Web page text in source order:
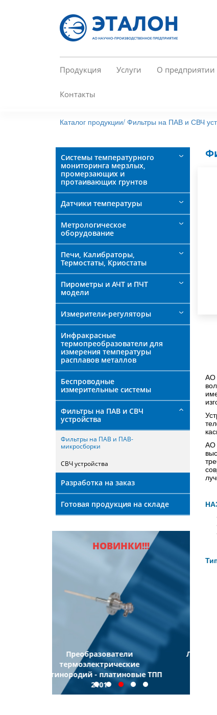
Продукция Услуги О предприятии
Контакты
Каталог продукции/ Фильтры на ПАВ и СВЧ
Системы температурного
мониторинга мерзлых,
промерзающих и
протаивающих грунтов
Датчики температуры
Метрологическое
оборудование
Печи, Калибраторы,
Термостаты, Криостаты
Пирометры и АЧТ и ПЧТ
модели
Измерители-регуляторы
Инфракрасные
термопреобразователи для
измерения температуры
расплавов металлов
Беспроводные
измерительные системы
Фильтры на ПАВ и СВЧ
устройства
Фильтры на ПАВ и ПАВ-
микросборки
СВЧ устройства
Разработка на заказ
Готовая продукция на складе
НОВИНКИ!!!
Логгеры цифровых датчиков
ЛЦД-2-LoRa
АО
АО